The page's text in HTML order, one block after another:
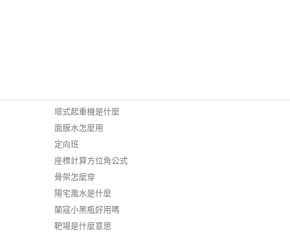
塔式起重機是什麼
面膜水怎麼用
定向班
座標計算方位角公式
骨架怎麼穿
陽宅風水是什麼
蘭寇小黑瓶好用嗎
靶場是什麼意思